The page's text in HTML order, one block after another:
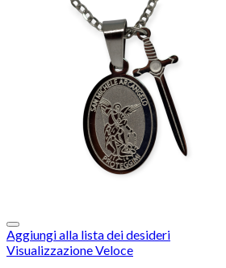
Aggiungi alla lista dei desideri
Visualizzazione Veloce